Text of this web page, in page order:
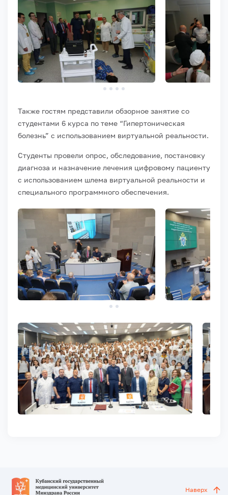
Также гостям представили обзорное занятие со
студентами 6 курса по теме “Гипертоническая
болезнь” с использованием виртуальной реальности.
Студенты провели опрос, обследование, постановку
диагноза и назначение лечения цифровому пациенту
с использованием шлема виртуальной реальности и
специального программного обеспечения.
Наверх